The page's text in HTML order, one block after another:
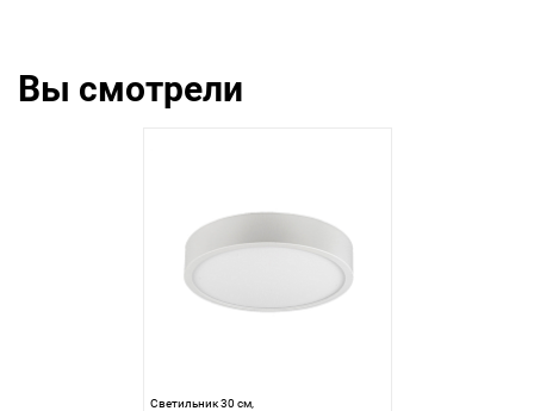
Вы смотрели
Светильник 30 см,